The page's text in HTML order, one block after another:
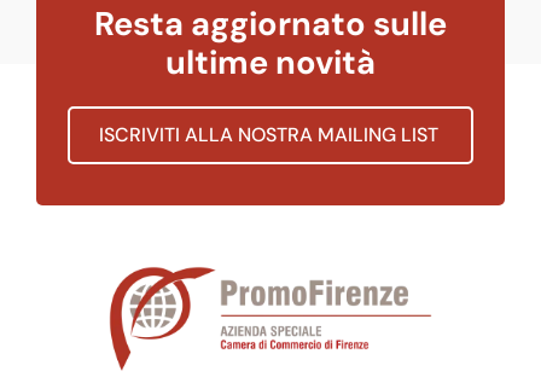
Resta aggiornato sulle
ultime novità
ISCRIVITI ALLA NOSTRA MAILING LIST